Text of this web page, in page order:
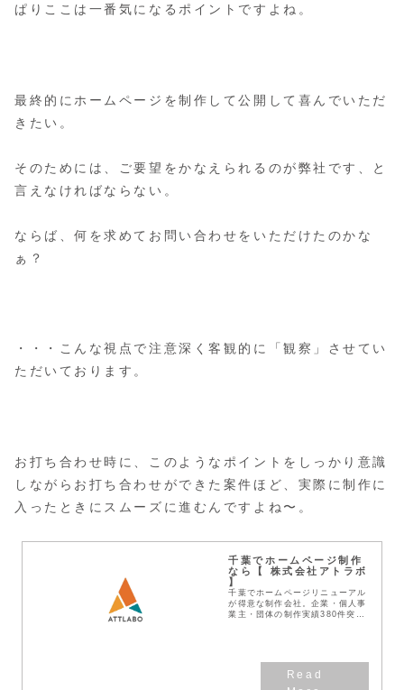
ぱりここは一番気になるポイントですよね。
最終的にホームページを制作して公開して喜んでいただ
きたい。
そのためには、ご要望をかなえられるのが弊社です、と
言えなければならない。
ならば、何を求めてお問い合わせをいただけたのかな
ぁ？
・・・こんな視点で注意深く客観的に「観察」させてい
ただいております。
お打ち合わせ時に、このようなポイントをしっかり意識
しながらお打ち合わせができた案件ほど、実際に制作に
入ったときにスムーズに進むんですよね〜。
千葉でホームページ制作
なら【 株式会社アトラボ
】
千葉でホームページリニューアル
が得意な制作会社。企業・個人事
業主・団体の制作実績380件突